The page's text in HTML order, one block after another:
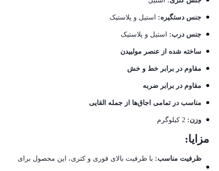
جنس دستگیره: استیل و پلاستیک
جنس درب: استیل و پلاستیک
ساخته شده از عنصر مولبیدن
مقاوم در برابر خط و خش
مقاوم در برابر ضربه
مناسب در تمامی اجاق‌ها از جمله القایی
وزن:
مزایا:
ظرفیت مناسب: با ظرفیت بالای قوری و کتری، این محصول برای